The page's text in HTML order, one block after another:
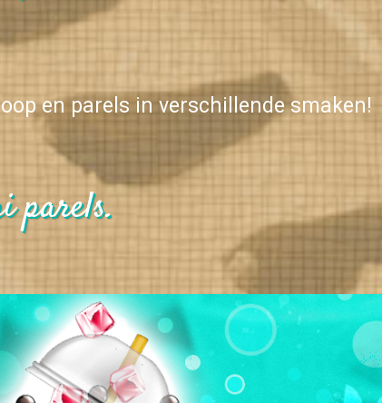
en parels in verschillende smaken!
parels.